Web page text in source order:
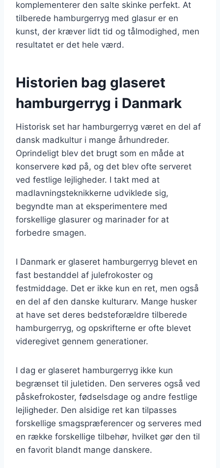
komplementerer den salte skinke perfekt. At
tilberede hamburgerryg med glasur er en
kunst, der kræver lidt tid og tålmodighed, men
resultatet er det hele værd.
Historien bag glaseret
hamburgerryg i Danmark
Historisk set har hamburgerryg været en del af
dansk madkultur i mange århundreder.
Oprindeligt blev det brugt som en måde at
konservere kød på, og det blev ofte serveret
ved festlige lejligheder. I takt med at
madlavningsteknikkerne udviklede sig,
begyndte man at eksperimentere med
forskellige glasurer og marinader for at
forbedre smagen.
I Danmark er glaseret hamburgerryg blevet en
fast bestanddel af julefrokoster og
festmiddage. Det er ikke kun en ret, men også
en del af den danske kulturarv. Mange husker
at have set deres bedsteforældre tilberede
hamburgerryg, og opskrifterne er ofte blevet
videregivet gennem generationer.
I dag er glaseret hamburgerryg ikke kun
begrænset til juletiden. Den serveres også ved
påskefrokoster, fødselsdage og andre festlige
lejligheder. Den alsidige ret kan tilpasses
forskellige smagspræferencer og serveres med
en række forskellige tilbehør, hvilket gør den til
en favorit blandt mange danskere.